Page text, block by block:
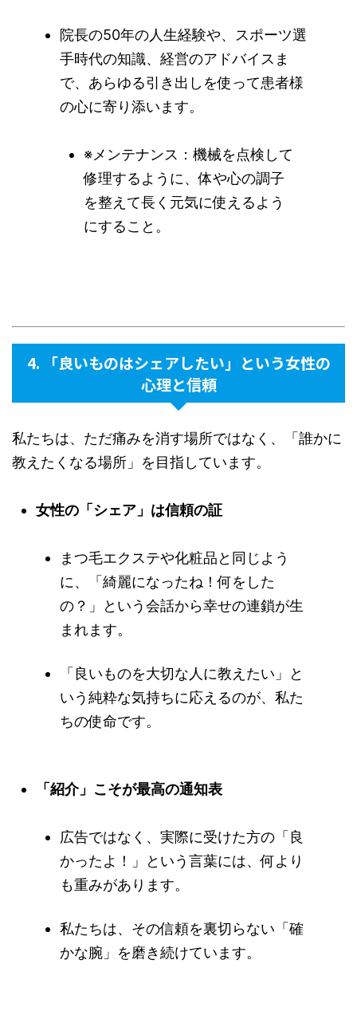
院長の50年の人生経験や、スポーツ選
手時代の知識、経営のアドバイスま
で、あらゆる引き出しを使って患者様
の心に寄り添います。
※メンテナンス：機械を点検して
修理するように、体や心の調子
を整えて長く元気に使えるよう
にすること。
4. 「良いものはシェアしたい」という女性の
心理と信頼
私たちは、ただ痛みを消す場所ではなく、「誰かに
教えたくなる場所」を目指しています。
女性の「シェア」は信頼の証
まつ毛エクステや化粧品と同じよう
に、「綺麗になったね！何をした
の？」という会話から幸せの連鎖が生
まれます。
「良いものを大切な人に教えたい」と
いう純粋な気持ちに応えるのが、私た
ちの使命です。
「紹介」こそが最高の通知表
広告ではなく、実際に受けた方の「良
かったよ！」という言葉には、何より
も重みがあります。
私たちは、その信頼を裏切らない「確
かな腕」を磨き続けています。